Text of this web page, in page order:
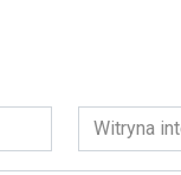
Witryna
internetowa